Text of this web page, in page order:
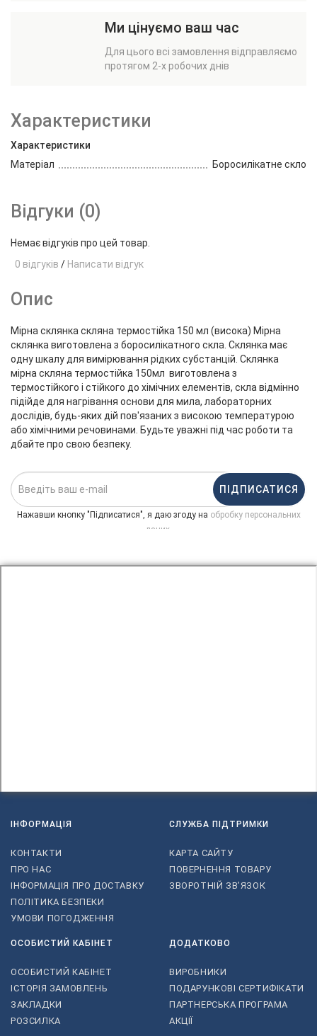
Ми цінуємо ваш час
Для цього всі замовлення відправляємо
протягом 2-х робочих днів
Характеристики
Характеристики
Матеріал
Боросилікатне скло
Відгуки (0)
Немає відгуків про цей товар.
0 відгуків / Написати відгук
Опис
Мірна склянка скляна термостійка 150 мл (висока) Мірна
склянка виготовлена ​​з боросилікатного скла. Склянка має
одну шкалу для вимірювання рідких субстанцій. Склянка
мірна скляна термостійка 150мл виготовлена ​​з
термостійкого і стійкого до хімічних елементів, скла відмінно
підійде для нагрівання основи для мила, лабораторних
дослідів, будь-яких дій пов'язаних з високою температурою
або хімічними речовинами. Будьте уважні під час роботи та
дбайте про свою безпеку.
ПІДПИСАТИСЯ
Нажавши кнопку "Підписатися", я даю згоду на обробку персональних
даних
ІНФОРМАЦІЯ
КОНТАКТИ
ПРО НАС
ІНФОРМАЦІЯ ПРО ДОСТАВКУ
ПОЛІТИКА БЕЗПЕКИ
УМОВИ ПОГОДЖЕННЯ
СЛУЖБА ПІДТРИМКИ
КАРТА САЙТУ
ПОВЕРНЕННЯ ТОВАРУ
ЗВОРОТНІЙ ЗВ’ЯЗОК
ОСОБИСТИЙ КАБІНЕТ
ОСОБИСТИЙ КАБІНЕТ
ІСТОРІЯ ЗАМОВЛЕНЬ
ЗАКЛАДКИ
РОЗСИЛКА
ДОДАТКОВО
ВИРОБНИКИ
ПОДАРУНКОВІ СЕРТИФІКАТИ
ПАРТНЕРСЬКА ПРОГРАМА
АКЦІЇ